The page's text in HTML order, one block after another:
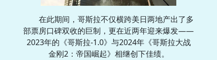
在此期间，哥斯拉不仅横跨美日两地产出了多
部票房口碑双收的巨制，更在近两年迎来爆发——
2023年的《哥斯拉-1.0》与2024年《哥斯拉大战
金刚2：帝国崛起》相继创下佳绩。